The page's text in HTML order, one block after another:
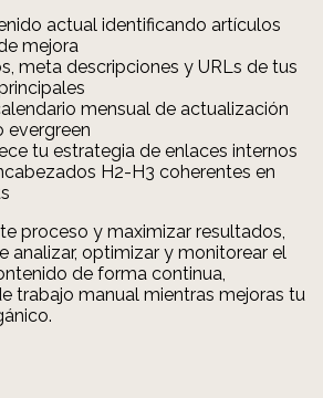
actual identificando artículos
mejora
meta descripciones y URLs de tus
mensual de actualización
evergreen
tu estrategia de enlaces internos
H2-H3 coherentes en
proceso y maximizar resultados,
analizar, optimizar y monitorear el
de forma continua,
trabajo manual mientras mejoras tu